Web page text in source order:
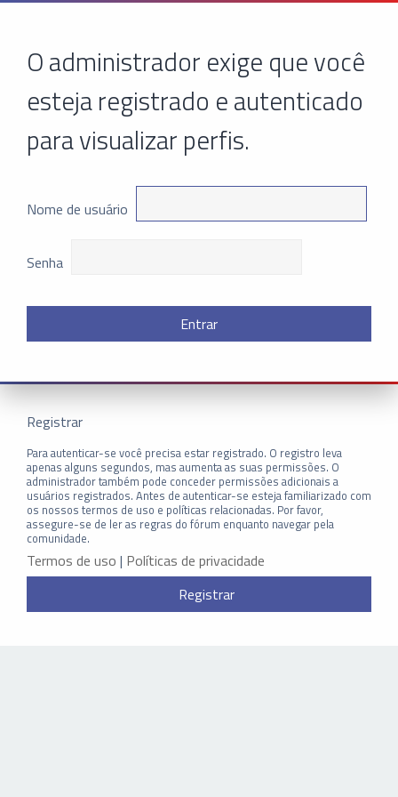
O administrador exige que você
esteja registrado e autenticado
para visualizar perfis.
Nome de usuário
Senha
Registrar
Para autenticar-se você precisa estar registrado. O registro leva
apenas alguns segundos, mas aumenta as suas permissões. O
administrador também pode conceder permissões adicionais a
usuários registrados. Antes de autenticar-se esteja familiarizado com
os nossos termos de uso e políticas relacionadas. Por favor,
assegure-se de ler as regras do fórum enquanto navegar pela
comunidade.
Termos de uso | Políticas de privacidade
Registrar